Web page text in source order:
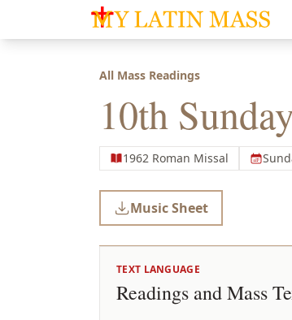
My Latin Mass - Traditional Latin
All Mass Readings
10th
1962 Roman Missal
Music Sheet
TEXT LANGUAGE
Readings and Mass